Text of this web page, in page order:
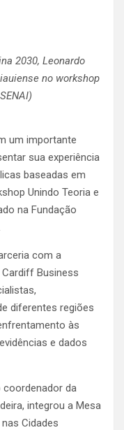
2030, Leonardo
no workshop
um importante
sua experiência
baseadas em
Unindo Teoria e
na Fundação
com a
Cardiff Business
diferentes regiões
às
e dados
coordenador da
integrou a Mesa
Cidades